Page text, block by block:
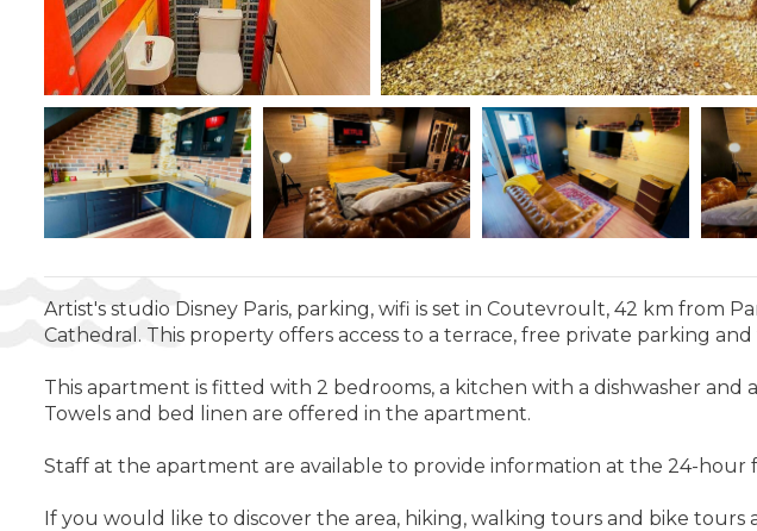
Artist's studio Disney Paris, parking, wifi is set in Coutevroult, 42 km from
Cathedral. This property offers access to a terrace, free private parking and
This apartment is fitted with 2 bedrooms, a kitchen with a dishwasher and
Towels and bed linen are offered in the apartment.
Staff at the apartment are available to provide information at the 24-hour
If you would like to discover the area, hiking, walking tours and bike tours